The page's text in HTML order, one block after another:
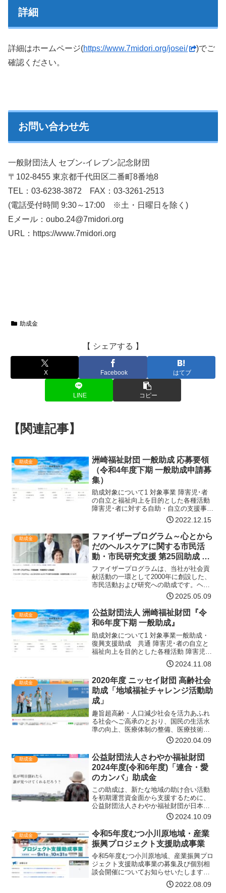
詳細
詳細はホームページ(https://www.7midori.org/josei/
)でご
確認ください。
お問い合わせ先
一般財団法人 セブン‐イレブン記念財団
〒102-8455 東京都千代田区二番町8番地8
TEL：03-6238-3872 FAX：03-3261-2513
(電話受付時間 9:30～17:00 ※土・日曜日を除く)
Eメール：oubo.24@7midori.org
URL：https://www.7midori.org
助成金
【 シェアする 】
X Facebook はてブ
LINE コピー
【関連記事】
助成金
洲崎福祉財団 一般助成 応募要領
（令和4年度下期 一般助成申請募
集）
助成対象について1 対象事業 障害児･者
の自立と福祉向上を目的とした各種活動
障害児･者に対する自助・自立の支援事業
採択後、令和5年6月1日から申請事業を開
始し、令和5年11月30日までに終了する
事業2 対象団体 営利を目的としない次の
法…【詳細はコチラ】
2022.12.15
助成金
ファイザープログラム～心とから
だのヘルスケアに関する市民活
動・市民研究支援 第25回助成 公
募
ファイザープログラムは、当社が社会貢
献活動の一環として2000年に創設した、
市民活動および研究への助成です。ヘル
スケアを重視した社会の実現に向けて、
「心とからだのヘルスケア」の領域で活
躍する市民団体、患者団体、障がい者団
体等、皆様の「健やか…【詳細はコチ
ラ】
2025.05.09
助成金
公益財団法人 洲崎福祉財団『令
和6年度下期 一般助成』
助成対象について1 対象事業一般助成・
復興支援助成 共通 障害児･者の自立と
福祉向上を目的とした各種活動 障害児･
者に対する自助・自立の支援事業一般助
成 採択後、令和7年6月1日から申請事業
を開始し、令和7年11月30日までに終了
する事業復…【詳細はコチラ】
2024.11.08
助成金
2020年度 ニッセイ財団 高齢社会
助成「地域福祉チャレンジ活動助
成」
趣旨超高齢・人口減少社会を活力あふれ
る社会へご高承のとおり、国民の生活水
準の向上、医療体制の整備、医療技術の
進歩、健康増進などにより、平均寿命は
世界のトップクラスの水準となり、世界
のどの国も経験したことのない超高齢社
会を迎えています。また、…【詳細はコ
チラ】
2020.04.09
助成金
公益財団法人さわやか福祉財団
2024年度(令和6年度)「連合・愛
のカンパ」助成金
この助成は、新たな地域の助け合い活動
を初期運営資金面から支援するために、
公益財団法人さわやか福祉財団が日本労
働組合総連合会（連合）「連合・愛のカ
ンパ」より資金を提供いただいて実施す
るものです。助成対象となる活動と内容
新たに始める、地域におけ…【詳細はコ
チラ】
2024.10.09
助成金
令和5年度むつ小川原地域・産業
振興プロジェクト支援助成事業
令和5年度むつ小川原地域、産業振興プロ
ジェクト支援助成事業の募集及び個別相
談会開催についてお知らせいたします。
募集の概要助成対象事業者県内の市町村
及び地域団体、産業団体助成対象事業令
2022.08.09